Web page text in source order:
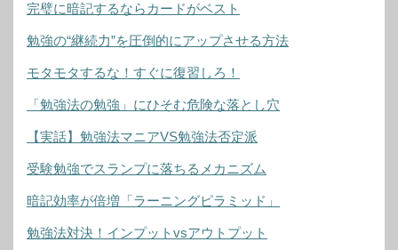
完璧に暗記するならカードがベスト
勉強の“継続力”を圧倒的にアップさせる方法
モタモタするな！すぐに復習しろ！
「勉強法の勉強」にひそむ危険な落とし穴
【実話】勉強法マニアVS勉強法否定派
受験勉強でスランプに落ちるメカニズム
暗記効率が倍増「ラーニングピラミッド」
勉強法対決！インプットvsアウトプット